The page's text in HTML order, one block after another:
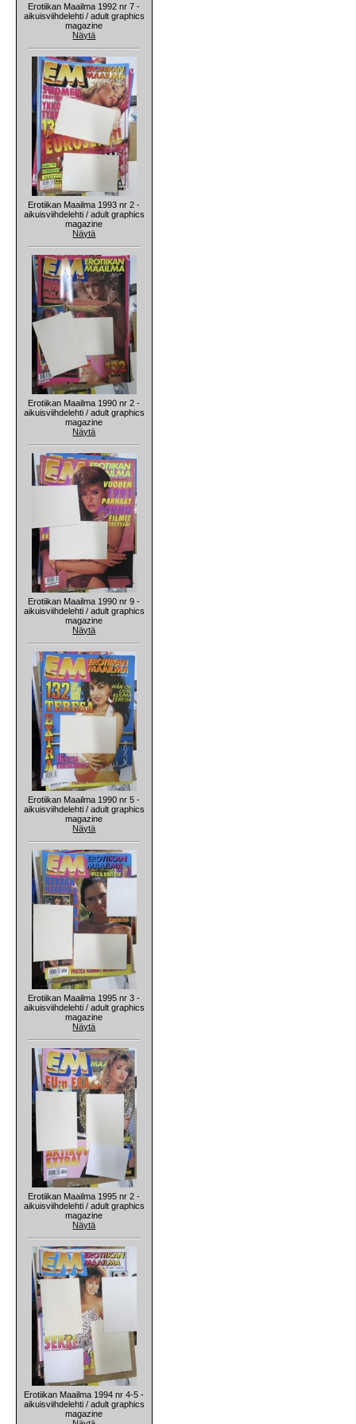
Erotiikan Maailma 1992 nr 7 -
aikuisviihdelehti / adult graphics
magazine
Näytä
Erotiikan Maailma 1993 nr 2 -
aikuisviihdelehti / adult graphics
magazine
Näytä
Erotiikan Maailma 1990 nr 2 -
aikuisviihdelehti / adult graphics
magazine
Näytä
Erotiikan Maailma 1990 nr 9 -
aikuisviihdelehti / adult graphics
magazine
Näytä
Erotiikan Maailma 1990 nr 5 -
aikuisviihdelehti / adult graphics
magazine
Näytä
Erotiikan Maailma 1995 nr 3 -
aikuisviihdelehti / adult graphics
magazine
Näytä
Erotiikan Maailma 1995 nr 2 -
aikuisviihdelehti / adult graphics
magazine
Näytä
Erotiikan Maailma 1994 nr 4-5 -
aikuisviihdelehti / adult graphics
magazine